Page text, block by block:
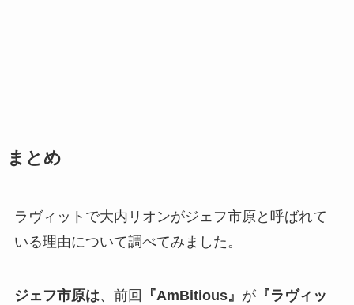
まとめ
ラヴィットで大内リオンがジェフ市原と呼ばれて
いる理由について調べてみました。
ジェフ市原は、前回 『AmBitious』 が『ラヴィッ